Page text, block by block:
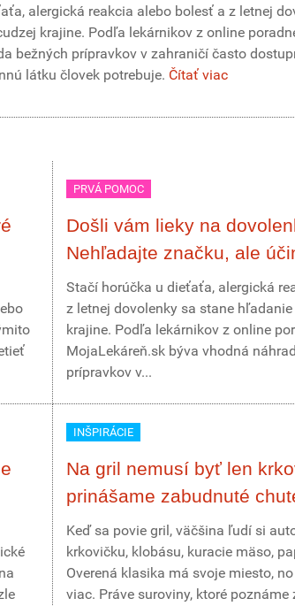
alergická reakcia alebo bolesť a z letnej
krajine. Podľa lekárnikov z online
bežných prípravkov v zahraničí často
látku človek potrebuje. Čítať viac
PRVÁ POMOC
Došli vám lieky na
Nehľadajte značku, ale
Stačí horúčka u dieťaťa, alergická
z letnej dovolenky sa stane
krajine. Podľa lekárnikov z online
MojaLekáreň.sk býva vhodná
prípravkov v...
INŠPIRÁCIE
Na gril nemusí byť len
prinášame zabudnuté
Keď sa povie gril, väčšina ľudí si
krkovičku, klobásu, kuracie mäso,
Overená klasika má svoje miesto,
viac. Práve suroviny, ktoré poznáme